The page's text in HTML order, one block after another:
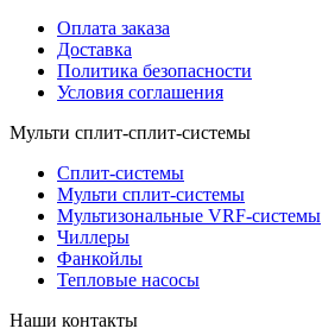
Оплата заказа
Доставка
Политика безопасности
Условия соглашения
Мульти сплит-сплит-системы
Сплит-системы
Мульти сплит-системы
Мультизональные VRF-системы
Чиллеры
Фанкойлы
Тепловые насосы
Наши контакты